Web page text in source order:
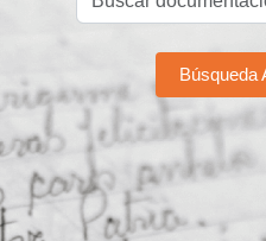
Búsqueda